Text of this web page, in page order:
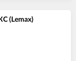
(Lemax)